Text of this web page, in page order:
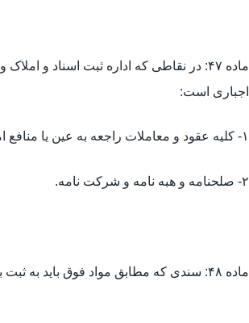
ماده ۴۷: در نقاطی که اداره ثبت اسناد و
اجباری است:
۱- کلیه عقود و معاملات راجعه به عین یا منافع اموال غیرمنقوله که در دفتر املاک ثبت نشده.
۲- صلحنامه و هبه نامه و شرکت نامه.
ماده ۴۸: سندی که مطابق مواد فوق باید به ثبت برسد و ثبت نرسیده در هیچ یک از ادارات و محاکم پذیرفته نخواهد شد.